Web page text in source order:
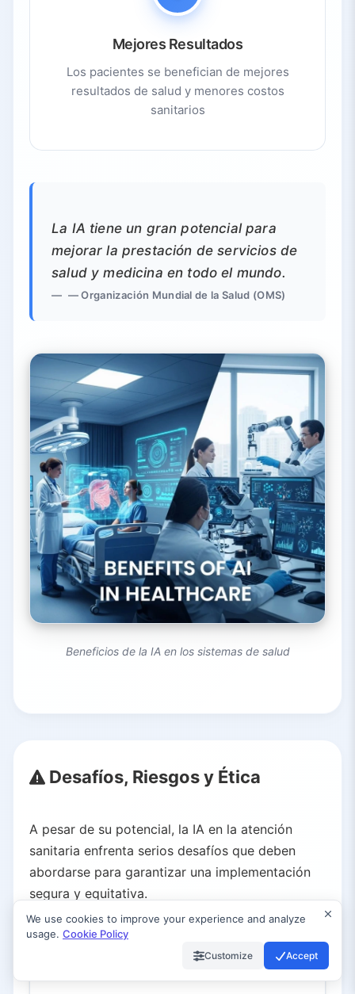
Mejores Resultados
Los pacientes se benefician de mejores
resultados de salud y menores costos
sanitarios
La IA tiene un gran potencial para
mejorar la prestación de servicios de
salud y medicina en todo el mundo.
— Organización Mundial de la Salud (OMS)
Beneficios de la IA en los sistemas de salud
Desafíos, Riesgos y Ética
A pesar de su potencial, la IA en la atención
sanitaria enfrenta serios desafíos que deben
abordarse para garantizar una implementación
segura y equitativa.
Sesgos y Equidad
We use cookies to improve your experience and analyze
usage. Cookie Policy
Customize Accept